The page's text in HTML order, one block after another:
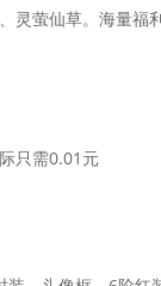
灵萤仙草。海量福
只需0.01元